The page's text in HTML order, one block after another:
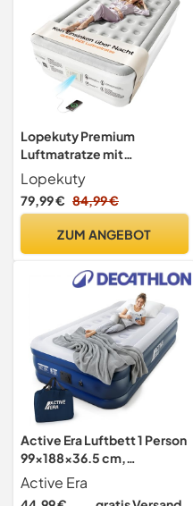
Lopekuty Premium
Luftmatratze mit
integrierter Pumpe –
Automatisches Nachfüllen,
2,5 Min Schnellaufblasen,
Betrieb, 203 x 152 cm für 2
Camping
Lopekuty
79,99 € 84,99 €
ZUM ANGEBOT
Active Era Luftbett 1 Person
99×188×36.5 cm,
Luftmatratze
Selbstaufblasend mit
Active Era